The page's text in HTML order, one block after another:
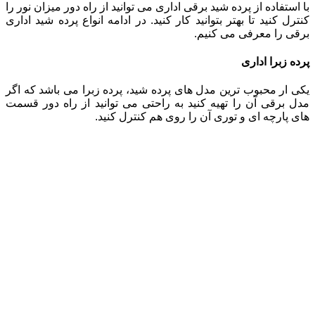
با استفاده از پرده شید برقی اداری می توانید از راه دور میزان نور را
کنترل کنید تا بهتر بتوانید کار کنید. در ادامه انواع پرده شید اداری
برقی را معرفی می کنیم.
پرده زبرا اداری
یکی ار محبوب ترین مدل های پرده شید، پرده زبرا می باشد که اگر
مدل برقی آن را تهیه کنید به راحتی می توانید از راه دور قسمت
های پارچه ای و توری آن را روی هم کنترل کنید.